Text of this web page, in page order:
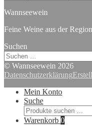
Wannseewein
Feine Weine aus der
Suchen
Suchen
nach:
© Wannseewein 2026
Datenschutzerklärung
Mein Konto
Suche
Suchen
nach:
Warenkorb 0